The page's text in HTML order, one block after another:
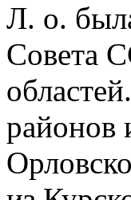
Л. о.
Совета
районов